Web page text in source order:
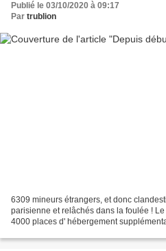
Publié le 03/10/2020 à 09:17
Par trublion
6309 mineurs étrangers, et donc
parisienne et relâchés dans la foulée !
4000 places d' hébergement